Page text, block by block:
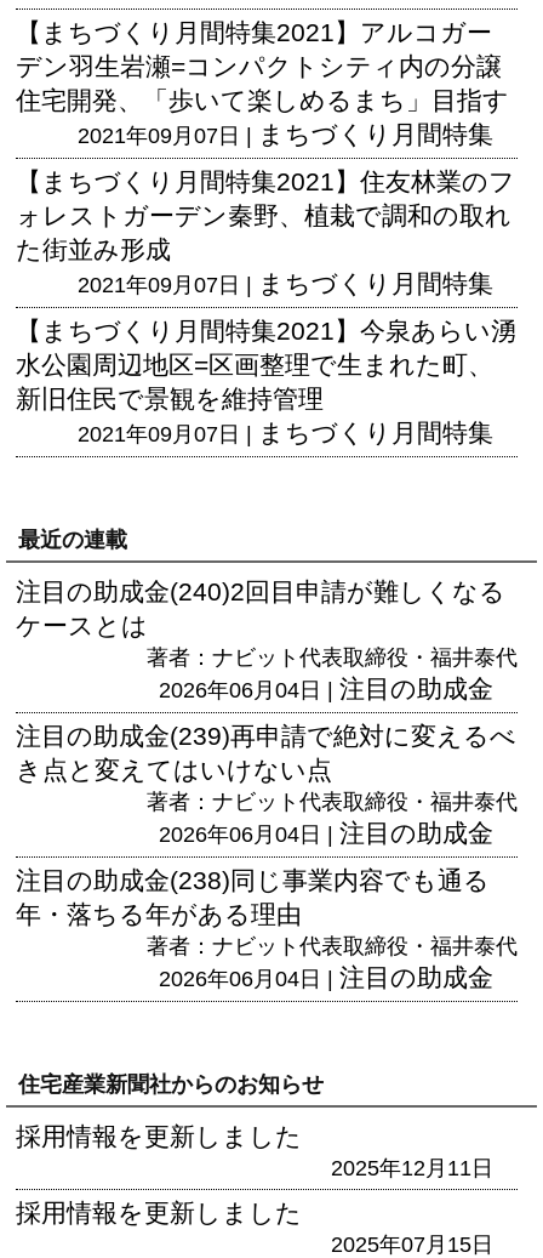
【まちづくり月間特集2021】アルコガー
デン羽生岩瀬=コンパクトシティ内の分譲
住宅開発、「歩いて楽しめるまち」目指す
2021年09月07日 | まちづくり月間特集
【まちづくり月間特集2021】住友林業のフ
ォレストガーデン秦野、植栽で調和の取れ
た街並み形成
2021年09月07日 | まちづくり月間特集
【まちづくり月間特集2021】今泉あらい湧
水公園周辺地区=区画整理で生まれた町、
新旧住民で景観を維持管理
2021年09月07日 | まちづくり月間特集
最近の連載
注目の助成金(240)2回目申請が難しくなる
ケースとは
著者：ナビット代表取締役・福井泰代
2026年06月04日 | 注目の助成金
注目の助成金(239)再申請で絶対に変えるべ
き点と変えてはいけない点
著者：ナビット代表取締役・福井泰代
2026年06月04日 | 注目の助成金
注目の助成金(238)同じ事業内容でも通る
年・落ちる年がある理由
著者：ナビット代表取締役・福井泰代
2026年06月04日 | 注目の助成金
住宅産業新聞社からのお知らせ
採用情報を更新しました
2025年12月11日
採用情報を更新しました
2025年07月15日